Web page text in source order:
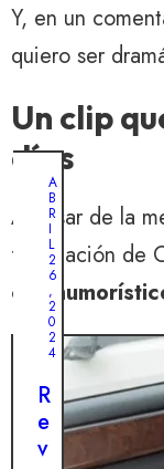
Y, en un
quiero ser
Un clip
días
A pesar de la
fascinación de
clip
A
B
R
I
L
2
6
,
2
0
2
4
R
e
v